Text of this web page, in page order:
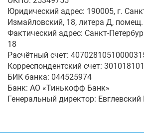
Юридический адрес: 190005, г.
Измайловский, 18, литера Д,
Фактический адрес: Санкт-
18
Расчётный счет:
Корреспондентский счет:
БИК банка: 044525974
Банк: АО «Тинькофф Банк»
Генеральный директор: Евглевский